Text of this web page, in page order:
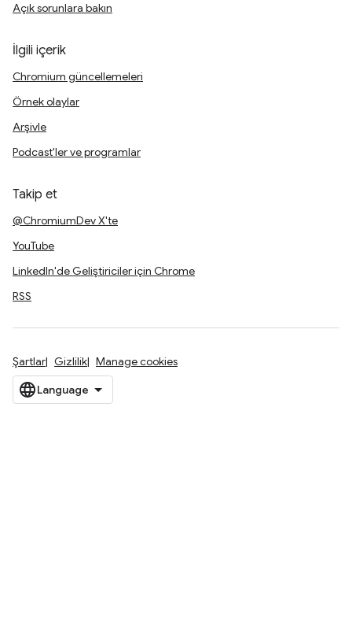
Açık sorunlara bakın
İlgili içerik
Chromium güncellemeleri
Örnek olaylar
Arşivle
Podcast'ler ve programlar
Takip et
@ChromiumDev X'te
YouTube
LinkedIn'de Geliştiriciler için Chrome
RSS
Şartlar Gizlilik Manage cookies